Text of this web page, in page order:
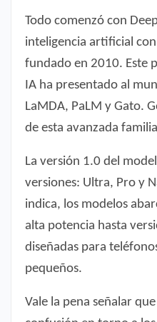
Todo comenzó con
inteligencia artificial
fundado en 2010. Este
IA ha presentado al
LaMDA, PaLM y Gato.
de esta avanzada
La versión 1.0 del
versiones: Ultra, Pro y
indica, los modelos
alta potencia hasta
diseñadas para
pequeños.
Vale la pena señalar